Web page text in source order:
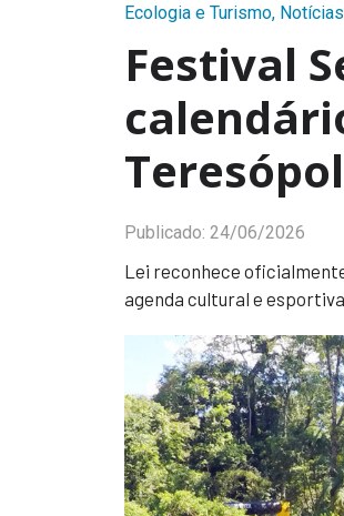
Ecologia e Turismo, Notícias
Festival
Publicado: 24/06/2026
Lei reconhece
agenda cultural e